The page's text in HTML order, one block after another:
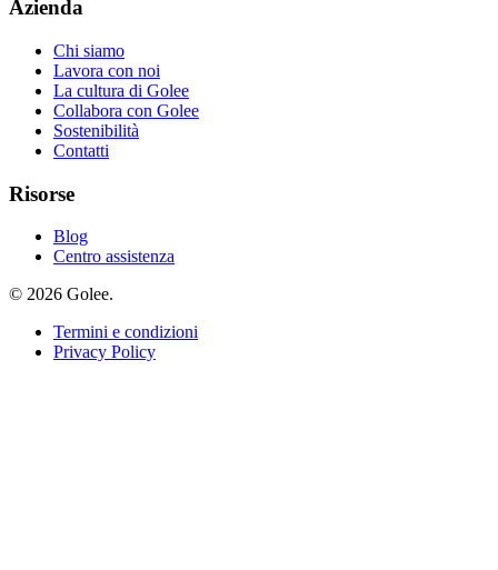
Azienda
Chi siamo
Lavora con noi
La cultura di Golee
Collabora con Golee
Sostenibilità
Contatti
Risorse
Blog
Centro assistenza
© 2026 Golee.
Termini e condizioni
Privacy Policy